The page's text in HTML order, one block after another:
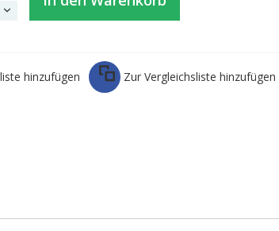
hinzufügen Zur Vergleichsliste hinzufügen